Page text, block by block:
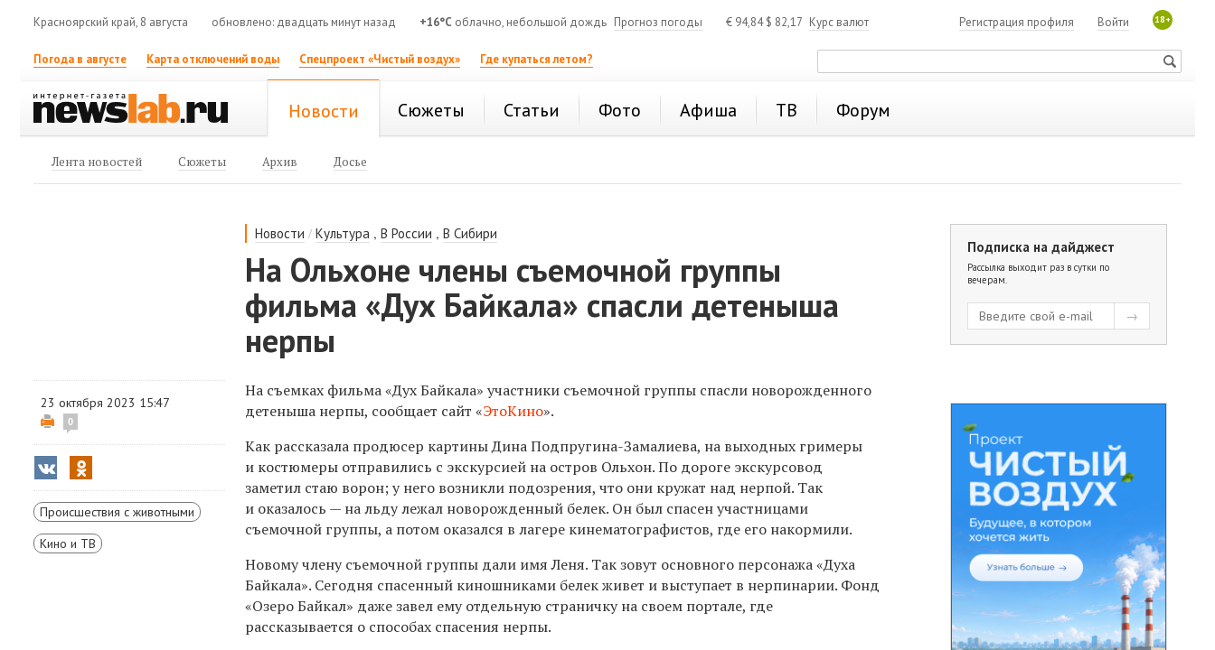
Красноярский край, 8 августа обновлено: двадцать минут назад +16°C облачно, небольшой дождь Прогноз погоды € 94,84$ 82,17 Курс валют 18+
Войти
Регистрация профиля
Погода в августе Карта отключений воды Спецпроект «Чистый воздух» Где купаться летом?
Новости Сюжеты Статьи Фото Афиша ТВ Форум
Лента новостей Сюжеты Архив Досье
Новости /Культура ,В России ,В Сибири
На Ольхоне члены съемочной группы
фильма «Дух Байкала» спасли детеныша
нерпы
23 октября 2023 15:47
0
Происшествия с животными
Кино и ТВ
На съемках фильма «Дух Байкала» участники съемочной группы спасли новорожденного
детеныша нерпы, сообщает сайт «ЭтоКино».
Как рассказала продюсер картины Дина Подпругина-Замалиева, на выходных гримеры
и костюмеры отправились с экскурсией на остров Ольхон. По дороге экскурсовод
заметил стаю ворон; у него возникли подозрения, что они кружат над нерпой. Так
и оказалось — на льду лежал новорожденный белек. Он был спасен участницами
съемочной группы, а потом оказался в лагере кинематографистов, где его накормили.
Новому члену съемочной группы дали имя Леня. Так зовут основного персонажа «Духа
Байкала». Сегодня спасенный киношниками белек живет и выступает в нерпинарии. Фонд
«Озеро Байкал» даже завел ему отдельную страничку на своем портале, где
рассказывается о способах спасения нерпы.
Подписка на дайджест
Рассылка выходит раз в сутки по
вечерам.